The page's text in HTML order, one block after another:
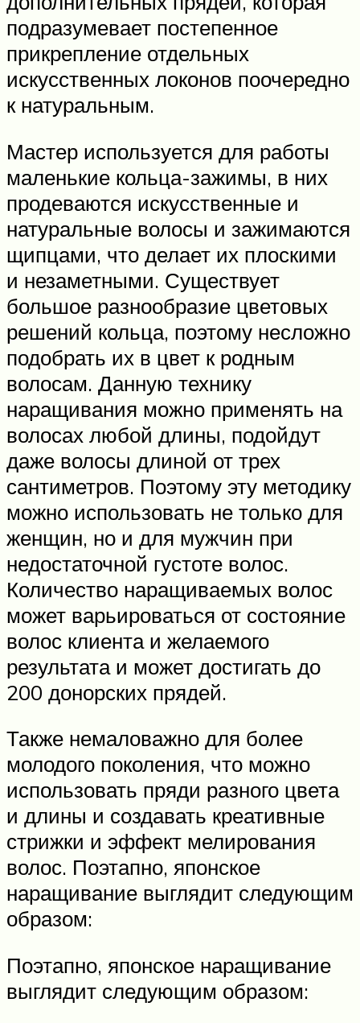
подразумевает постепенное
прикрепление отдельных
искусственных локонов поочередно
к натуральным.
Мастер используется для работы
маленькие кольца-зажимы, в них
продеваются искусственные и
натуральные волосы и зажимаются
щипцами, что делает их плоскими
и незаметными. Существует
большое разнообразие цветовых
решений кольца, поэтому несложно
подобрать их в цвет к родным
волосам. Данную технику
наращивания можно применять на
волосах любой длины, подойдут
даже волосы длиной от трех
сантиметров. Поэтому эту методику
можно использовать не только для
женщин, но и для мужчин при
недостаточной густоте волос.
Количество наращиваемых волос
может варьироваться от состояние
волос клиента и желаемого
результата и может достигать до
200 донорских прядей.
Также немаловажно для более
молодого поколения, что можно
использовать пряди разного цвета
и длины и создавать креативные
стрижки и эффект мелирования
волос. Поэтапно, японское
наращивание выглядит следующим
образом:
Поэтапно, японское наращивание
выглядит следующим образом: